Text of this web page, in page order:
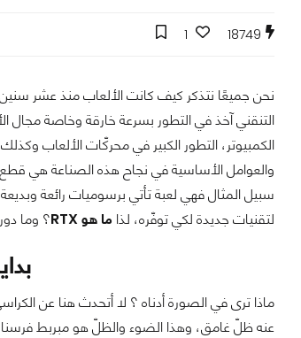
18749
1
نحن جميعًا نتذكر كيف كانت الألعاب منذ عشر
الكمبيوتر، التطور الكبير في محركّات الألعاب
سبيل المثال فهي لعبة تأتي برسوميات رائعة
لتقنيات جديدة لكي توفّره، لذا ما هو RTX ؟ وما
ماذا ترى في الصورة أدناه ؟ لا أتحدث هنا عن
عنه ظلّ غامق، وهذا الضوء والظلّ هو مبربط فرسنا